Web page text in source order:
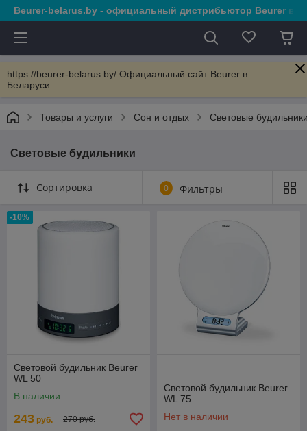
Beurer-belarus.by - официальный дистрибьютор Beurer в
https://beurer-belarus.by/ Официальный сайт Beurer в
Беларуси.
Товары и услуги Сон и отдых Световые
Световые будильники
Сортировка 0 Фильтры
-10%
Световой будильник Beurer
WL 50
В наличии
243 руб. 270 руб.
Световой будильник Beurer
WL 75
Нет в наличии